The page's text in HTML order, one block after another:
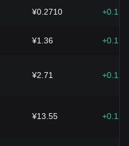
¥0.2710
¥1.36
¥2.71
¥13.55